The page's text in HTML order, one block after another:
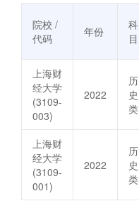
院校 /
代码
年份
科
目
上海财
经大学
(3109-
003)
2022
历
史
类
上海财
经大学
(3109-
001)
2022
历
史
类